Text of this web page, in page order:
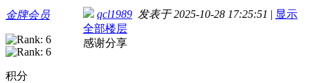
金牌会员
积分
qcl1989 发表于 2025-10-28 17:25:51 | 显示
全部楼层
感谢分享